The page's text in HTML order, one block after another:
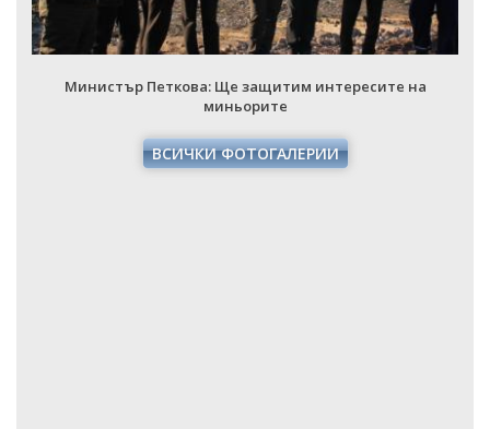
Министър Петкова: Ще защитим интересите на
миньорите
ВСИЧКИ ФОТОГАЛЕРИИ